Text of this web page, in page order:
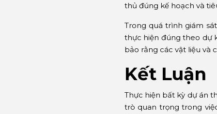
thủ đúng kế hoạch và
Trong quá trình giám
thực hiện đúng theo dự
bảo rằng các vật liệu và
Kết Luận
Thực hiện bất kỳ dự án
trò quan trọng trong